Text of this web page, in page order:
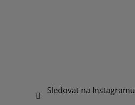
Sledovat na Instagramu